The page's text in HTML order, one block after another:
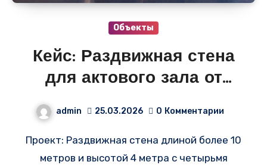
Объекты
Кейс: Раздвижная стена
для актового зала от
admin 25.03.2026 0 Комментарии
Проект: Раздвижная стена длиной более 10
метров и высотой 4 метра с четырьмя